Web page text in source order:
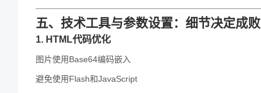
五、技术工具与参数设置：细节决定成败
1. HTML代码优化
图片使用Base64编码嵌入
避免使用Flash和JavaScript